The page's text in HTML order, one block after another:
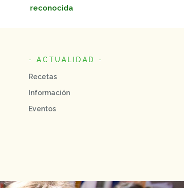
reconocida
- ACTUALIDAD -
Recetas
Información
Eventos